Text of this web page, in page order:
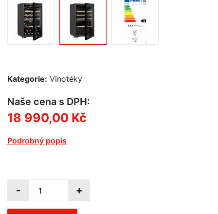
Kategorie: Vinotéky
Naše cena s DPH:
18 990,00 Kč
Podrobný popis
- +